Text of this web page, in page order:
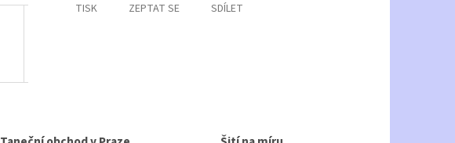
TISK ZEPTAT SE SDÍLET